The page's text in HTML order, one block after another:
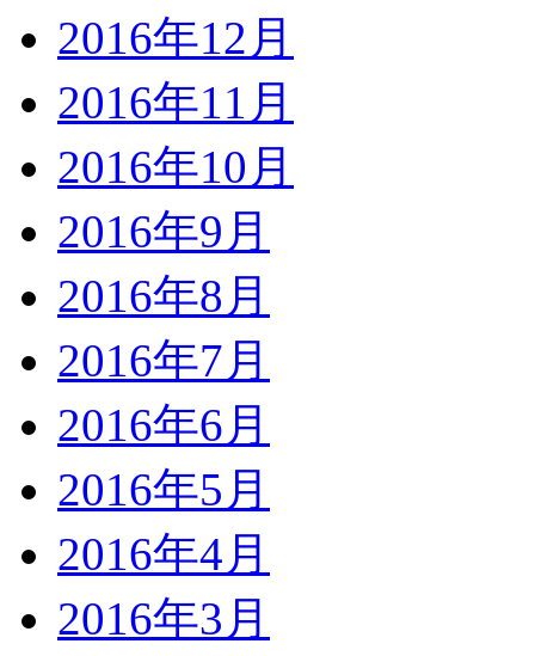
2016年12月
2016年11月
2016年10月
2016年9月
2016年8月
2016年7月
2016年6月
2016年5月
2016年4月
2016年3月